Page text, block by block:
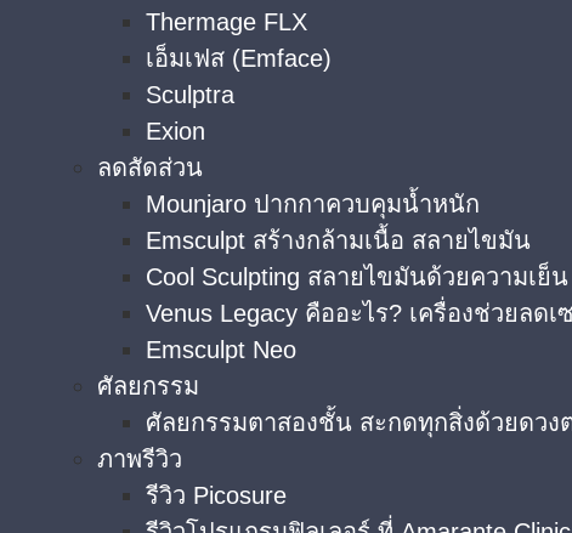
Thermage FLX
เอ็มเฟส (Emface)
Sculptra
Exion
ลดสัดส่วน
Mounjaro ปากกาควบคุมน้ำหนัก
Emsculpt สร้างกล้ามเนื้อ สลายไขมัน
Cool Sculpting สลายไขมันด้วยความเย็น
Venus Legacy คืออะไร? เครื่องช่วยลด
Emsculpt Neo
ศัลยกรรม
ศัลยกรรมตาสองชั้น สะกดทุกสิ่งด้วยดวง
ภาพรีวิว
รีวิว Picosure